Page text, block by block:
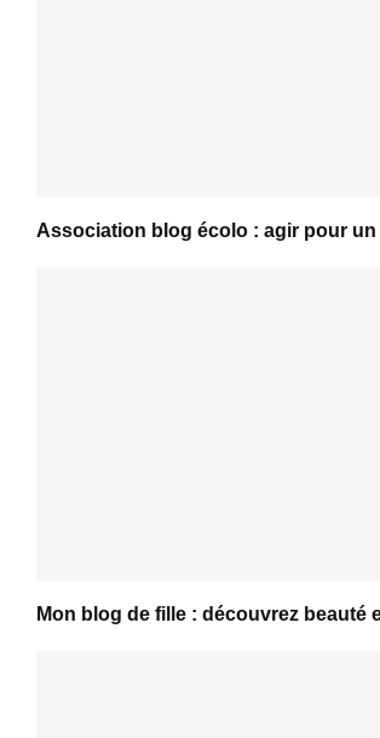
Association blog écolo : agir pour
Mon blog de fille : découvrez beauté